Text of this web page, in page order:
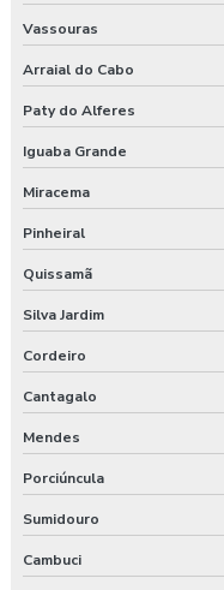
Vassouras
Arraial do Cabo
Paty do Alferes
Iguaba Grande
Miracema
Pinheiral
Quissamã
Silva Jardim
Cordeiro
Cantagalo
Mendes
Porciúncula
Sumidouro
Cambuci